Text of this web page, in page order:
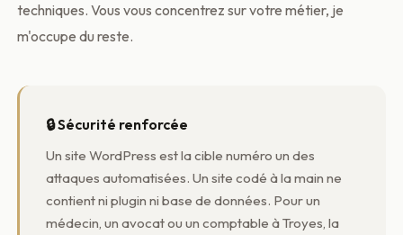
techniques. Vous vous concentrez sur votre métier, je
m'occupe du reste.
🔒 Sécurité renforcée
Un site WordPress est la cible numéro un des
attaques automatisées. Un site codé à la main ne
contient ni plugin ni base de données. Pour un
médecin, un avocat ou un comptable à Troyes, la